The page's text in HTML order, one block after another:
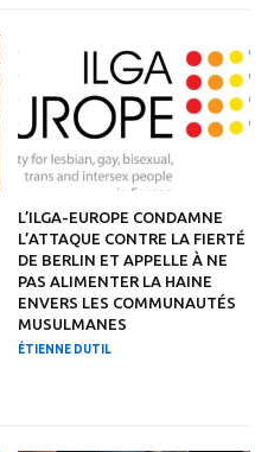
L’ILGA-EUROPE CONDAMNE
L’ATTAQUE CONTRE LA FIERTÉ
DE BERLIN ET APPELLE À NE
PAS ALIMENTER LA HAINE
ENVERS LES COMMUNAUTÉS
MUSULMANES
ÉTIENNE DUTIL